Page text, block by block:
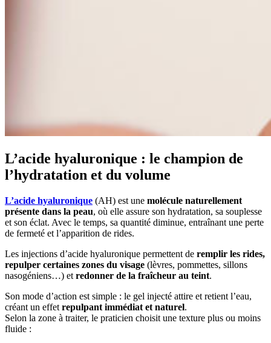
L’acide hyaluronique : le champion de
l’hydratation et du volume
L’acide hyaluronique (AH) est une molécule naturellement
présente dans la peau, où elle assure son hydratation, sa souplesse
et son éclat. Avec le temps, sa quantité diminue, entraînant une perte
de fermeté et l’apparition de rides.
Les injections d’acide hyaluronique permettent de remplir les rides,
repulper certaines zones du visage (lèvres, pommettes, sillons
nasogéniens…) et redonner de la fraîcheur au teint.
Son mode d’action est simple : le gel injecté attire et retient l’eau,
créant un effet repulpant immédiat et naturel.
Selon la zone à traiter, le praticien choisit une texture plus ou moins
fluide :